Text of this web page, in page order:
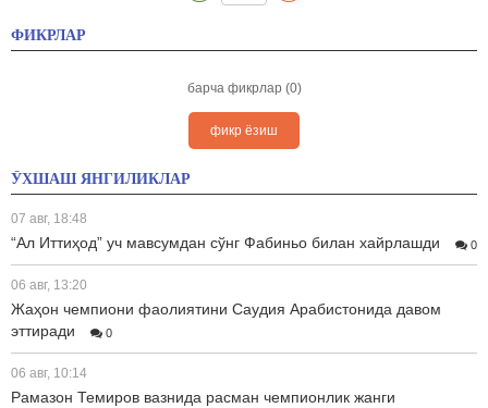
ФИКРЛАР
барча фикрлар (0)
фикр ёзиш
ЎХШАШ ЯНГИЛИКЛАР
07 авг, 18:48
“Ал Иттиҳод” уч мавсумдан сўнг Фабиньо билан хайрлашди 0
06 авг, 13:20
Жаҳон чемпиони фаолиятини Саудия Арабистонида давом
эттиради
0
06 авг, 10:14
Рамазон Темиров вазнида расман чемпионлик жанги